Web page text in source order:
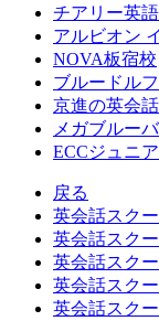
チアリー英
アルビオン
NOVA板宿校
ブルードル
京進の英会
メガブルー
ECCジュニ
戻る
英会話スク
英会話スク
英会話スク
英会話スク
英会話スク